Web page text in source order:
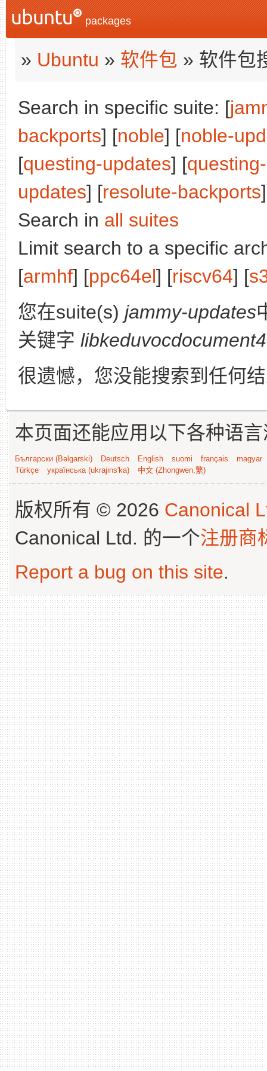
packages
» Ubuntu » 软件包 » 软件包
Search in specific suite: [
backports] [noble] [noble-
[questing-updates] [
updates] [resolute-backports
Search in all suites
Limit search to a specific
[armhf] [ppc64el] [riscv64] [
您在suite(s) jammy-updates
关键字 libkeduvocdocument4
很遗憾，您没能搜索到任何
本页面还能应用以下各种语
Български (Bəlgarski) Deutsch English suomi français
magyar
Türkçe
українська (ukrajins'ka) 中文 (Zhongwen,繁)
版权所有 © 2026 Canonical
Canonical Ltd. 的一个注册商
Report a bug on this site.